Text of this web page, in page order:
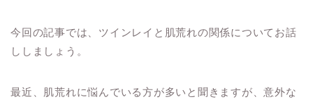
今回の記事では、ツインレイと肌荒れの関係についてお話
ししましょう。
最近、肌荒れに悩んでいる方が多いと聞きますが、意外な